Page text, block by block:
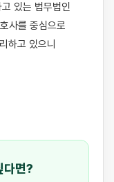
있는 법무법인
사를 중심으로
하고 있으니
다면?